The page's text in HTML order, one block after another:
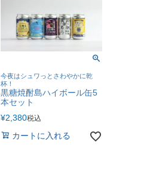
今夜はシュワっとさわやかに乾
杯！
黒糖焼酎島ハイボール缶5
本セット
¥2,380税込
カートに入れる